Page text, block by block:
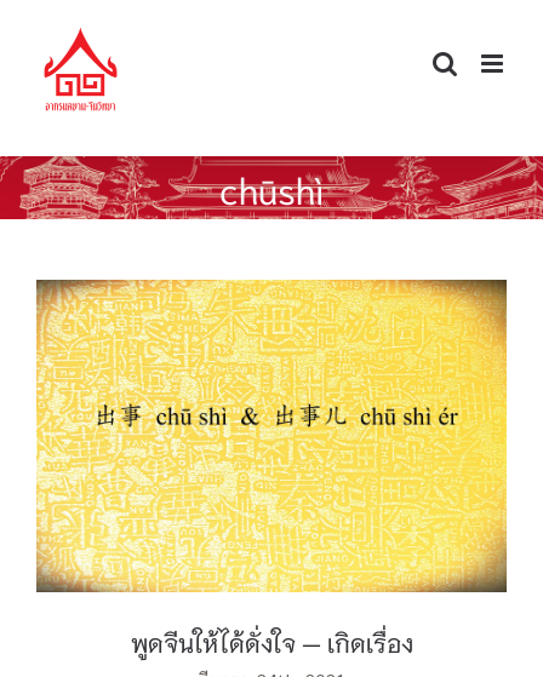
content
chūshì
พูดจีนให้ได้ดั่งใจ — เกิดเรื่อง
พูดจีนให้ได้ดั่งใจ — เกิดเรื่อง